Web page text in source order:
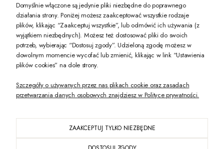
Twoje dane będą przetwarzane zgodnie z nasząpolityką prywatności
POKAŻ PEŁNĄ WERSJĘ STRONY
PL
Domyślnie włączone są jedynie pliki niezbędne do poprawnego
działania strony. Poniżej możesz zaakceptować wszystkie rodzaje
plików, klikając “Zaakceptuj wszystkie”, lub odmówić ich używania (z
wyjątkiem niezbędnych). Możesz też dostosować pliki do swoich
potrzeb, wybierając “Dostosuj zgody”. Udzieloną zgodę możesz w
dowolnym momencie wycofać lub zmienić, klikając w link “Ustawienia
plików cookies” na dole strony.
Szczegóły o używanych przez nas plikach cookie oraz zasadach
przetwarzania danych osobowych znajdziesz w Polityce prywatności.
ZAAKCEPTUJ TYLKO NIEZBĘDNE